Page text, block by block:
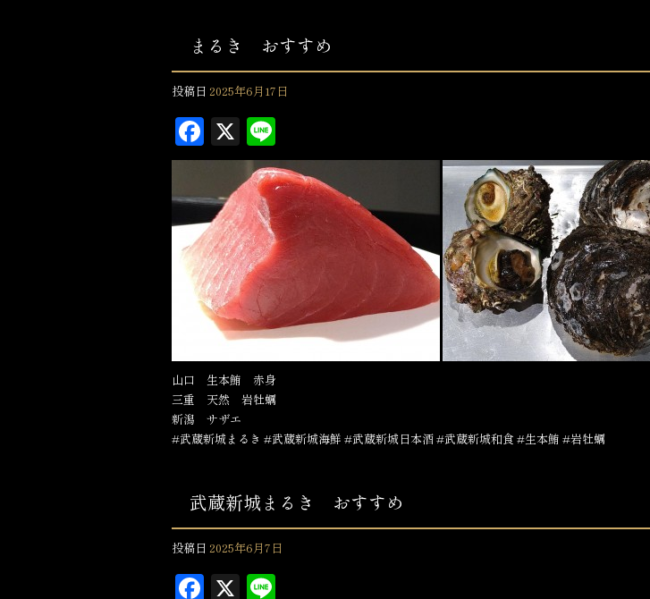
まるき おすすめ
投稿日 2025年6月17日
F
a
c
e
b
o
o
k
X
in
e
山口 生本鮪 赤身
三重 天然 岩牡蠣
新潟 サザエ
#武蔵新城まるき #武蔵新城海鮮 #武蔵新城日本酒 #武蔵新城和食 #生本鮪 #岩牡蠣
武蔵新城まるき おすすめ
投稿日 2025年6月7日
F X